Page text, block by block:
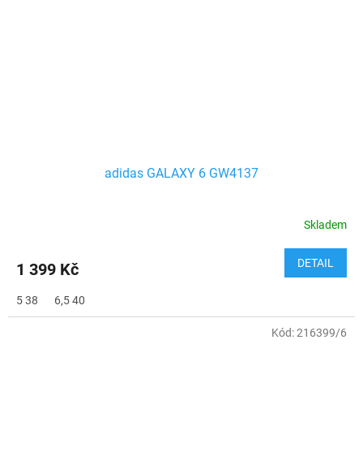
adidas GALAXY 6 GW4137
Skladem
1 399 Kč DETAIL
5 38 6,5 40
Kód:216399/6